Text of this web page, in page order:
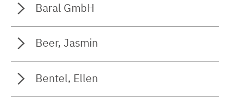
Baral GmbH
Beer, Jasmin
Bentel, Ellen